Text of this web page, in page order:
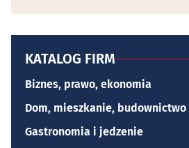
KATALOG FIRM
Biznes, prawo, ekonomia
Dom, mieszkanie, budownictwo
Gastronomia i jedzenie